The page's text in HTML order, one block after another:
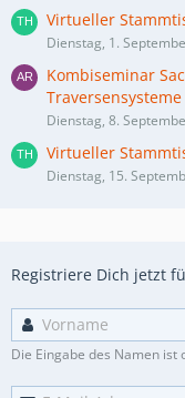
Virtueller
Dienstag, 1.
Kombiseminar
Dienstag, 8.
Virtueller
Dienstag, 15.
Registriere Dich jetzt
Die Eingabe des Namen ist